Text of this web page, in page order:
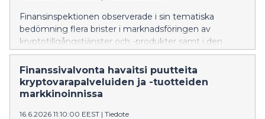
Finansinspektionen observerade i sin tematiska
bedömning flera brister i marknadsföringen av
kryptotillgångstjänster och -produkter samt i den
information som ges innan ett avtal ingås. De största
bristerna gällde informationen om risker, ett jämlikt
och tydligt framställande av upplysningar samt
lämnande av den förhandsinformation som förutsätts
Finanssivalvonta havaitsi puutteita
kryptovarapalveluiden ja -tuotteiden
markkinoinnissa
16.6.2026 11:10:00 EEST | Tiedote